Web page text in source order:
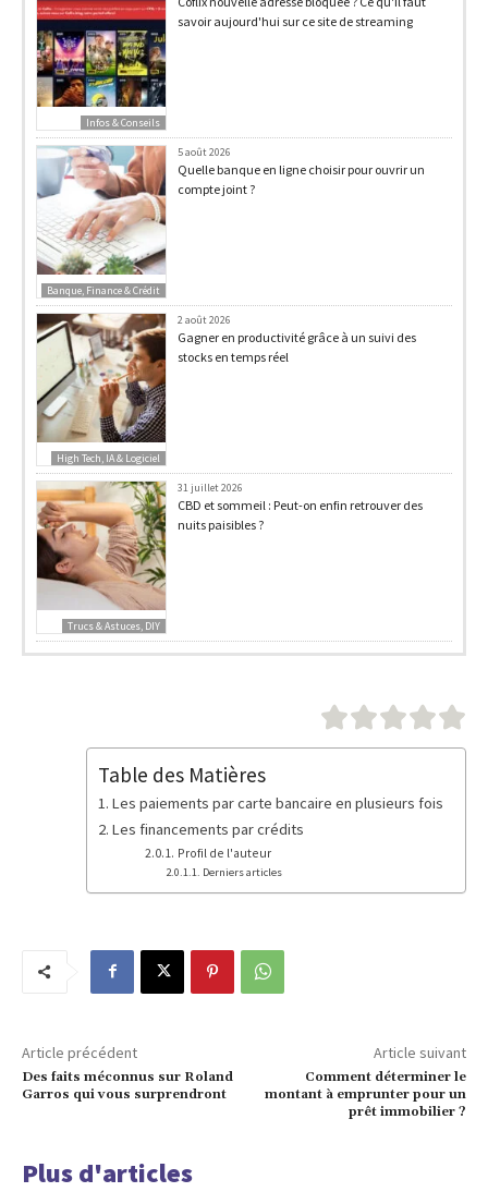
Infos & Conseils
savoir aujourd'hui sur ce site de streaming
Banque, Finance & Crédit
5 août 2026
Quelle banque en ligne choisir pour ouvrir un
compte joint ?
High Tech, IA & Logiciel
2 août 2026
Gagner en productivité grâce à un suivi des
stocks en temps réel
Trucs & Astuces, DIY
31 juillet 2026
CBD et sommeil : Peut-on enfin retrouver des
nuits paisibles ?
Table des Matières
Les paiements par carte bancaire en plusieurs fois
Les financements par crédits
Profil de l'auteur
Derniers articles
Article précédent
Des faits méconnus sur Roland
Garros qui vous surprendront
Article suivant
Comment déterminer le
montant à emprunter pour un
prêt immobilier ?
Plus d'articles